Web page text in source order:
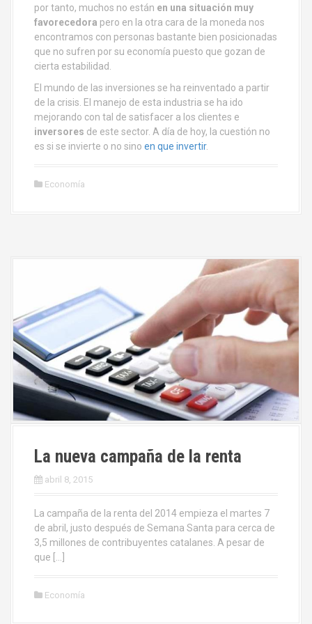
por tanto, muchos no están en una situación muy
favorecedora pero en la otra cara de la moneda nos
encontramos con personas bastante bien posicionadas
que no sufren por su economía puesto que gozan de
cierta estabilidad.
El mundo de las inversiones se ha reinventado a partir
de la crisis. El manejo de esta industria se ha ido
mejorando con tal de satisfacer a los clientes e
inversores de este sector. A día de hoy, la cuestión no
es si se invierte o no sino en que invertir.
Economía
La nueva campaña de la renta
abril 8, 2015
La campaña de la renta del 2014 empieza el martes 7
de abril, justo después de Semana Santa para cerca de
3,5 millones de contribuyentes catalanes. A pesar de
que […]
Economía